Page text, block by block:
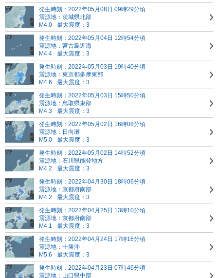
発生時刻：2022年05月08日 09時29分頃
震源地：茨城県北部
M4.0
最大震度：3
発生時刻：2022年05月04日 12時54分頃
震源地：宮古島近海
M4.4
最大震度：3
発生時刻：2022年05月03日 19時40分頃
震源地：東京都多摩東部
M4.6
最大震度：3
発生時刻：2022年05月03日 15時50分頃
震源地：鳥取県東部
M4.3
最大震度：3
発生時刻：2022年05月02日 16時08分頃
震源地：日向灘
M5.0
最大震度：3
発生時刻：2022年05月02日 14時52分頃
震源地：石川県能登地方
M4.2
最大震度：3
発生時刻：2022年04月30日 18時06分頃
震源地：京都府南部
M4.2
最大震度：3
発生時刻：2022年04月25日 13時10分頃
震源地：京都府南部
M4.1
最大震度：3
発生時刻：2022年04月24日 17時16分頃
震源地：十勝沖
M5.6
最大震度：3
発生時刻：2022年04月23日 07時46分頃
震源地：山口県中部